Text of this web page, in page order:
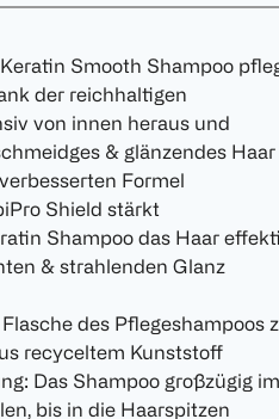
Smooth Shampoo
der reichhaltigen
von innen heraus und
& glänzendes Haar
Formel
Shield stärkt
Shampoo das Haar
& strahlenden Glanz
des Pflegeshampoos
recyceltem Kunststoff
Das Shampoo großzügig im
bis in die Haarspitzen